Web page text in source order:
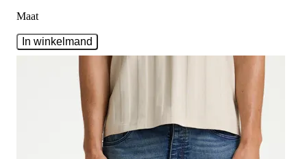
Maat
In winkelmand